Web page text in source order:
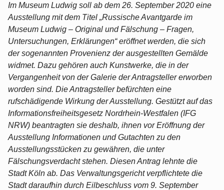
Im Museum Ludwig soll ab dem 26. September 2020 eine
Ausstellung mit dem Titel „Russische Avantgarde im
Museum Ludwig – Original und Fälschung – Fragen,
Untersuchungen, Erklärungen“ eröffnet werden, die sich
der sogenannten Provenienz der ausgestellten Gemälde
widmet. Dazu gehören auch Kunstwerke, die in der
Vergangenheit von der Galerie der Antragsteller erworben
worden sind. Die Antragsteller befürchten eine
rufschädigende Wirkung der Ausstellung. Gestützt auf das
Informationsfreiheitsgesetz Nordrhein-Westfalen (IFG
NRW) beantragten sie deshalb, ihnen vor Eröffnung der
Ausstellung Informationen und Gutachten zu den
Ausstellungsstücken zu gewähren, die unter
Fälschungsverdacht stehen. Diesen Antrag lehnte die
Stadt Köln ab. Das Verwaltungsgericht verpflichtete die
Stadt daraufhin durch Eilbeschluss vom 9. September